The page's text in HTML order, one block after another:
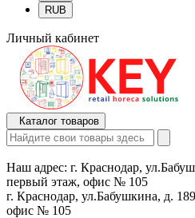
RUB
Личный кабинет
Каталог товаров
Наш адрес: г. Краснодар,
первый этаж, офис № 105
г. Краснодар, ул.Бабушкина, д.
офис № 105